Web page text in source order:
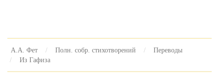
А.А. Фет Полн. собр. стихотворений
Переводы
Из Гафиза